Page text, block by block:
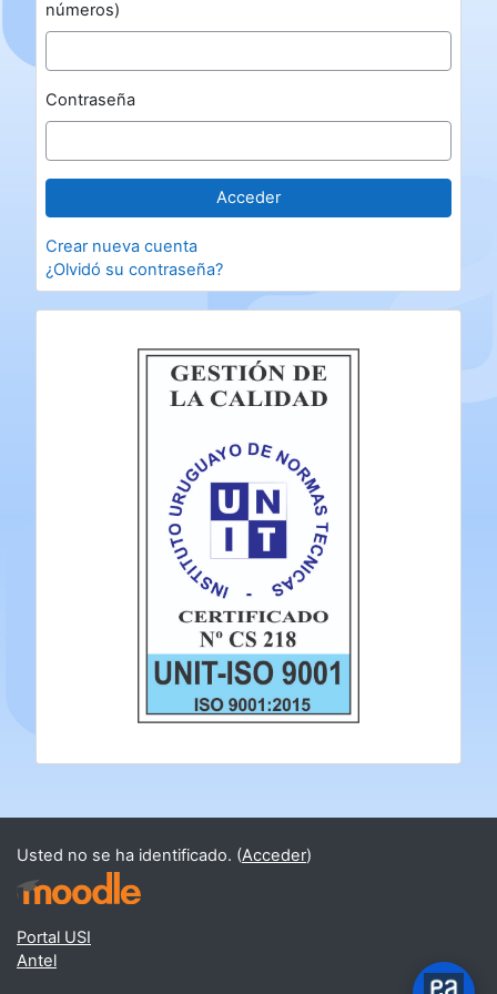
números)
Contraseña
Crear nueva cuenta
¿Olvidó su contraseña?
Usted no se ha identificado. (Acceder)
Portal USI
Antel